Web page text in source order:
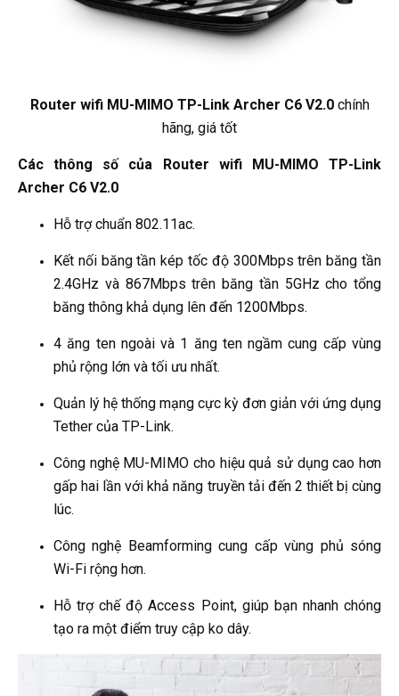
Router wifi MU-MIMO TP-Link Archer C6 V2.0chính
hãng, giá tốt
Các thông số của Router wifi MU-MIMO TP-Link
Archer C6 V2.0
Hỗ trợ chuẩn 802.11ac.
Kết nối băng tần kép tốc độ 300Mbps trên băng tần
2.4GHz và 867Mbps trên băng tần 5GHz cho tổng
băng thông khả dụng lên đến 1200Mbps.
4 ăng ten ngoài và 1 ăng ten ngầm cung cấp vùng
phủ rộng lớn và tối ưu nhất.
Quản lý hệ thống mạng cực kỳ đơn giản với ứng dụng
Tether của TP-Link.
Công nghệ MU-MIMO cho hiệu quả sử dụng cao hơn
gấp hai lần với khả năng truyền tải đến 2 thiết bị cùng
lúc.
Công nghệ Beamforming cung cấp vùng phủ sóng
Wi-Fi rộng hơn.
Hỗ trợ chế độ Access Point, giúp bạn nhanh chóng
tạo ra một điểm truy cập ko dây.